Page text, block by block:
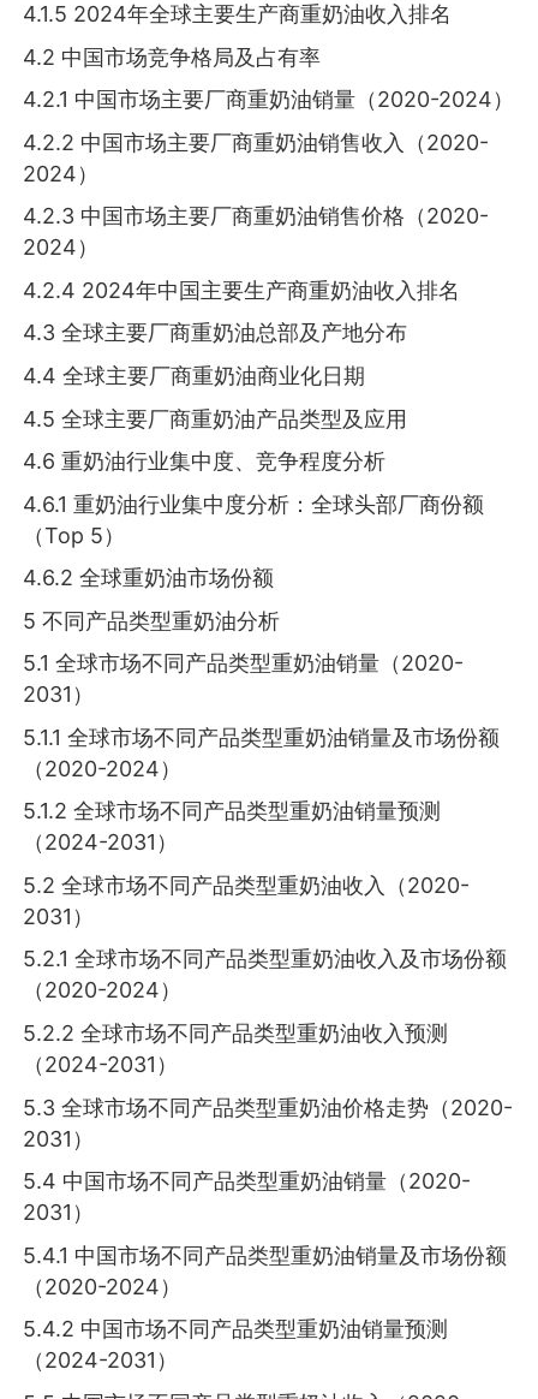
4.1.5 2024年全球主要生产商重奶油收入排名
4.2 中国市场竞争格局及占有率
4.2.1 中国市场主要厂商重奶油销量（2020-2024）
4.2.2 中国市场主要厂商重奶油销售收入（2020-
2024）
4.2.3 中国市场主要厂商重奶油销售价格（2020-
2024）
4.2.4 2024年中国主要生产商重奶油收入排名
4.3 全球主要厂商重奶油总部及产地分布
4.4 全球主要厂商重奶油商业化日期
4.5 全球主要厂商重奶油产品类型及应用
4.6 重奶油行业集中度、竞争程度分析
4.6.1 重奶油行业集中度分析：全球头部厂商份额
（Top 5）
4.6.2 全球重奶油市场份额
5 不同产品类型重奶油分析
5.1 全球市场不同产品类型重奶油销量（2020-
2031）
5.1.1 全球市场不同产品类型重奶油销量及市场份额
（2020-2024）
5.1.2 全球市场不同产品类型重奶油销量预测
（2024-2031）
5.2 全球市场不同产品类型重奶油收入（2020-
2031）
5.2.1 全球市场不同产品类型重奶油收入及市场份额
（2020-2024）
5.2.2 全球市场不同产品类型重奶油收入预测
（2024-2031）
5.3 全球市场不同产品类型重奶油价格走势（2020-
2031）
5.4 中国市场不同产品类型重奶油销量（2020-
2031）
5.4.1 中国市场不同产品类型重奶油销量及市场份额
（2020-2024）
5.4.2 中国市场不同产品类型重奶油销量预测
（2024-2031）